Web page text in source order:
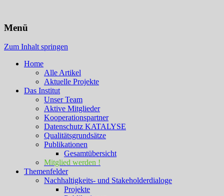
KATALYSE Institut
Menü
Zum Inhalt springen
Home
Alle Artikel
Aktuelle Projekte
Das Institut
Unser Team
Aktive Mitglieder
Kooperationspartner
Datenschutz KATALYSE
Qualitätsgrundsätze
Publikationen
Gesamtübersicht
Mitglied werden !
Themenfelder
Nachhaltigkeits- und Stakeholderdialoge
Projekte